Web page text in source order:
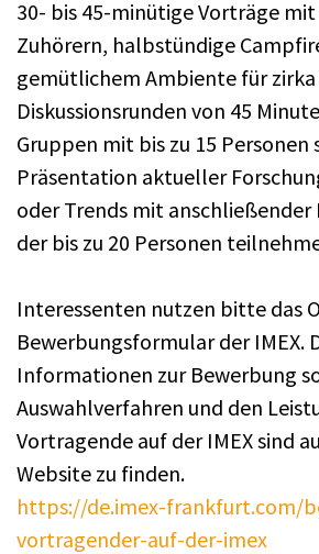
30- bis 45-minütige Vorträge mit
Zuhörern, halbstündige
gemütlichem Ambiente für zirka
Diskussionsrunden von 45
Gruppen mit bis zu 15 Personen
Präsentation aktueller
oder Trends mit anschließender
der bis zu 20 Personen
Interessenten nutzen bitte das
Bewerbungsformular der IMEX.
Informationen zur Bewerbung
Auswahlverfahren und den
Vortragende auf der IMEX sind
Website zu finden.
https://de.imex-frankfurt.com/
vortragender-auf-der-imex